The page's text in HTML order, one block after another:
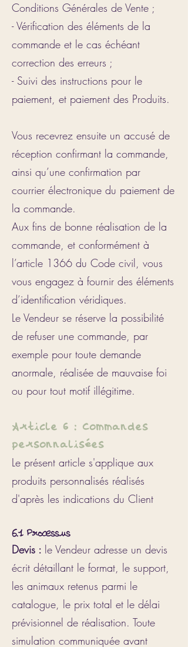
Conditions Générales de Vente ;
- Vérification des éléments de la
commande et le cas échéant
correction des erreurs ;
- Suivi des instructions pour le
paiement, et paiement des Produits.
Vous recevrez ensuite un accusé de
réception confirmant la commande,
ainsi qu’une confirmation par
courrier électronique du paiement de
la commande.
Aux fins de bonne réalisation de la
commande, et conformément à
l’article 1366 du Code civil, vous
vous engagez à fournir des éléments
d’identification véridiques.
Le Vendeur se réserve la possibilité
de refuser une commande, par
exemple pour toute demande
anormale, réalisée de mauvaise foi
ou pour tout motif illégitime.
Article 6 : Commandes
personnalisées
Le présent article s'applique aux
produits personnalisés réalisés
d'après les indications du Client
6.1 Processus
Devis : le Vendeur adresse un devis
écrit détaillant le format, le support,
les animaux retenus parmi le
catalogue, le prix total et le délai
prévisionnel de réalisation. Toute
simulation communiquée avant